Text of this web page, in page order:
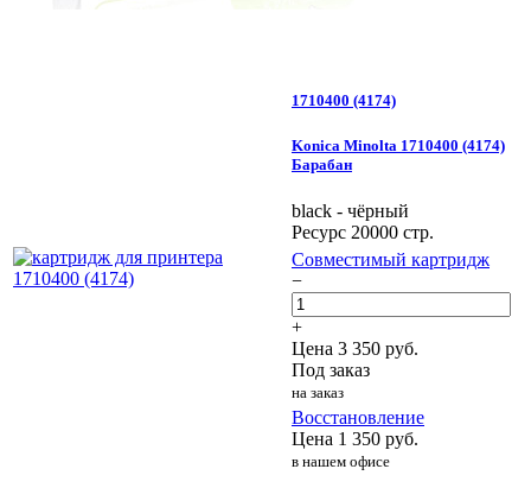
1710400 (4174)
Konica Minolta 1710400 (4174)
Барабан
black - чёрный
Ресурс 20000 стр.
Совместимый картридж
−
+
Цена 3 350 руб.
Под заказ
на заказ
Восстановление
Цена 1 350 руб.
в нашем офисе